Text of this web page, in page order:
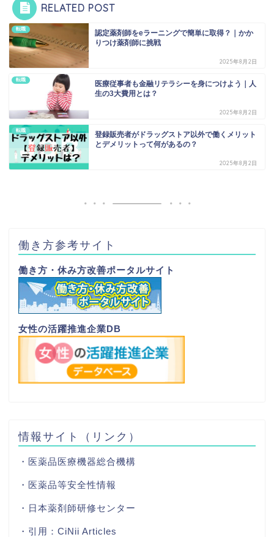
RELATED POST
転職
認定薬剤師をeラーニングで簡単に取得？｜かか
りつけ薬剤師に挑戦
2025年8月2日
転職
医療従事者も金融リテラシーを身につけよう｜人
生の3大費用とは？
2025年8月2日
転職
登録販売者がドラッグストア以外で働くメリット
とデメリットって何があるの？
2025年8月2日
働き方参考サイト
働き方・休み方改善ポータルサイト
女性の活躍推進企業DB
情報サイト（リンク）
・医薬品医療機器総合機構
・医薬品等安全性情報
・日本薬剤師研修センター
・引用： CiNii Articles